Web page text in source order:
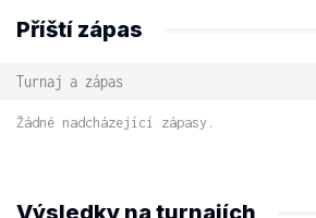
Příští zápas
Turnaj a zápas
Žádné nadcházející zápasy.
Výsledky na turnajích